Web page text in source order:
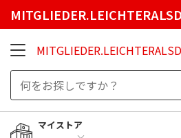
マイストア